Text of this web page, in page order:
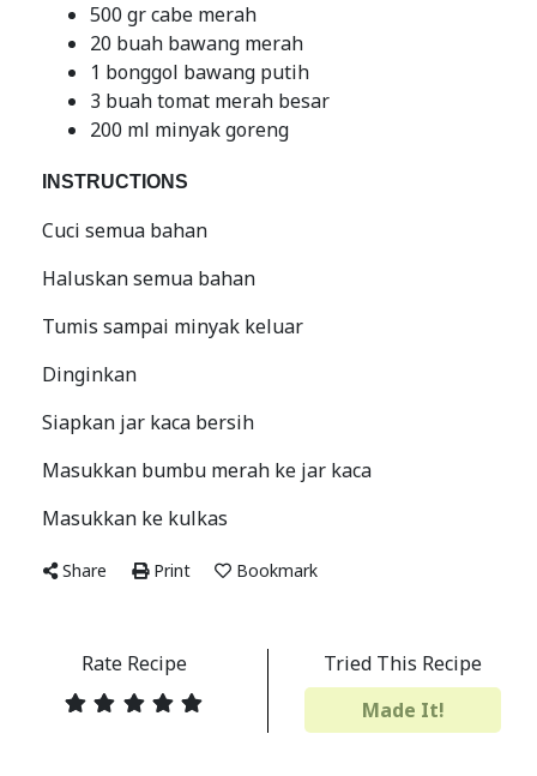
500 gr cabe merah
20 buah bawang merah
1 bonggol bawang putih
3 buah tomat merah besar
200 ml minyak goreng
INSTRUCTIONS
Cuci semua bahan
Haluskan semua bahan
Tumis sampai minyak keluar
Dinginkan
Siapkan jar kaca bersih
Masukkan bumbu merah ke jar kaca
Masukkan ke kulkas
Share Print Bookmark
Rate Recipe
Tried This Recipe
Made It!